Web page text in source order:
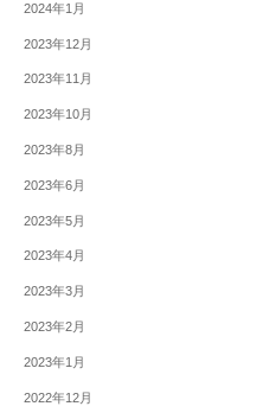
2024年1月
2023年12月
2023年11月
2023年10月
2023年8月
2023年6月
2023年5月
2023年4月
2023年3月
2023年2月
2023年1月
2022年12月